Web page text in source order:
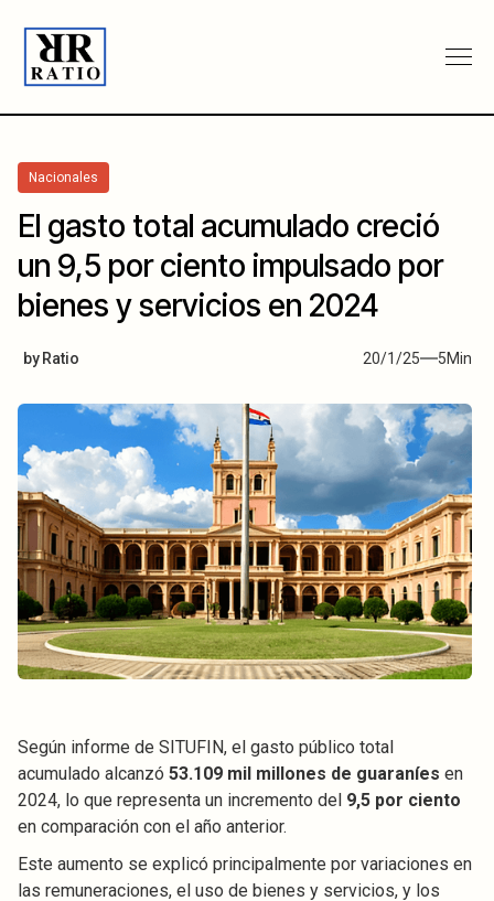
Nacionales
El gasto total acumulado creció
un 9,5 por ciento impulsado por
bienes y servicios en 2024
by Ratio 20/1/25 5Min
Según informe de SITUFIN, el gasto público total
acumulado alcanzó 53.109 mil millones de guaraníes en
2024, lo que representa un incremento del 9,5 por ciento
en comparación con el año anterior.
Este aumento se explicó principalmente por variaciones en
las remuneraciones, el uso de bienes y servicios, y los